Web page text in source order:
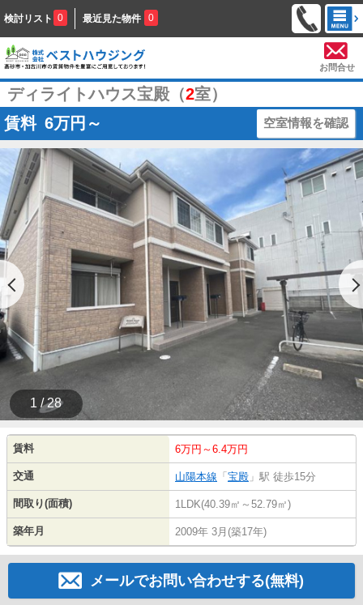
検討リスト 0 最近見た物件 0
お問合せ
ディライトハウス宝殿（2室）
賃料 6万円～ 空室情報を確認
1 / 28
賃料 6万円～6.4万円
交通 山陽本線 「 宝殿 」駅 徒歩15分
間取り(面積) 1LDK(40.39㎡～52.79㎡)
築年月 2009年 3月(築17年)
メールでお問い合わせする(無料)